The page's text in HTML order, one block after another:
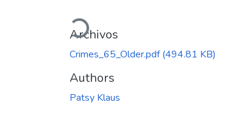
Cargando...
Archivos
Crimes_65_Older.pdf(494.81 KB)
Authors
Patsy Klaus